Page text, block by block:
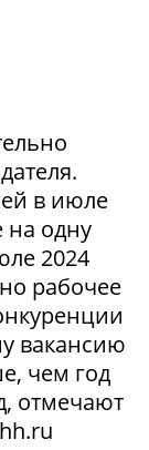
в июле
на одну
2024
рабочее
вакансию
чем год
отмечают